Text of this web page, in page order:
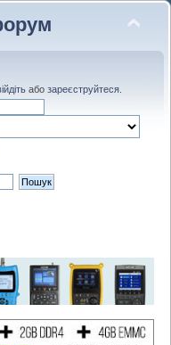
або зареєструйтеся